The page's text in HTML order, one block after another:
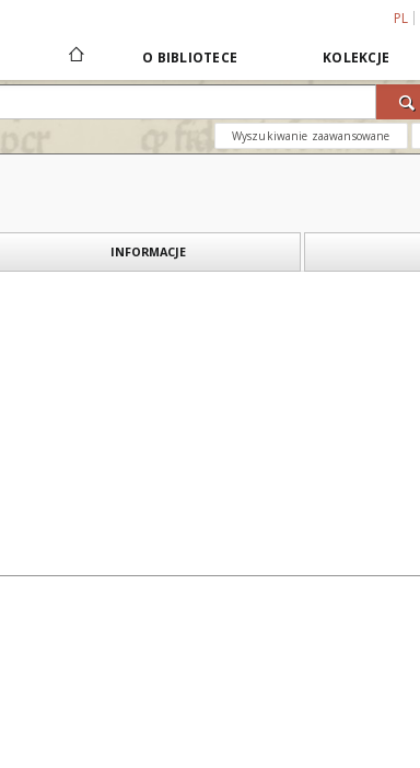
PL
O BIBLIOTECE KOLEKCJE
Wyszukiwanie zaawansowane
INFORMACJE